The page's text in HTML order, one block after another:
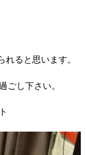
ると思います。
ごし下さい。